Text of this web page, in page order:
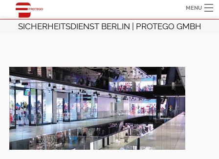
MENU
START
KONTAKT
SICHERHEITSDIENST BERLIN | PROTEGO GMBH